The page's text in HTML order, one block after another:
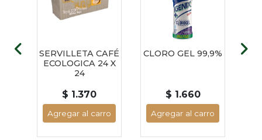
18
SERVILLETA CAFÉ
ECOLOGICA 24 X
24
$ 1.370
Agregar al carro
CLORO GEL 99,9%
$ 1.660
Agregar al carro